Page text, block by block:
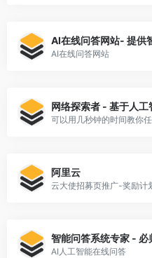
AI在线问答网站- 提供
AI在线问答网站
网络探索者 - 基于人
可以用几秒钟的时间教你
阿里云
云大使招募页推广-奖励计
智能问答系统专家 - 必
AI人工智能在线问答